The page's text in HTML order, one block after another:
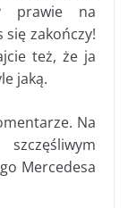
prawie na
się zakończy!
też, że ja
jaką.
Na
Mercedesa